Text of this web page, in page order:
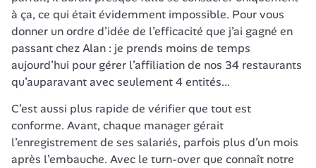
à ça, ce qui était évidemment impossible. Pour vous
donner un ordre d’idée de l’efficacité que j’ai gagné en
passant chez Alan : je prends moins de temps
aujourd’hui pour gérer l’affiliation de nos 34 restaurants
qu’auparavant avec seulement 4 entités...
C’est aussi plus rapide de vérifier que tout est
conforme. Avant, chaque manager gérait
l’enregistrement de ses salariés, parfois plus d’un mois
après l’embauche. Avec le turn-over que connaît notre